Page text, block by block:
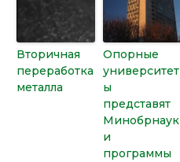
Вторичная
переработка
металла
Опорные
университет
ы
представят
Минобрнаук
и
программы